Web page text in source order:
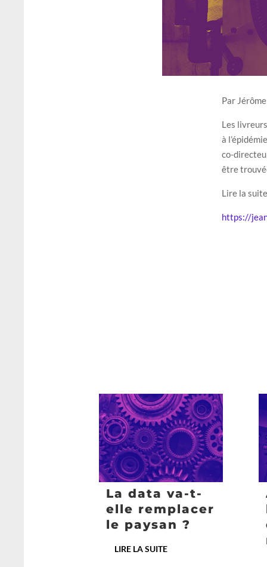
Par
Les
à
co-
être
Lire la
https://
La data va-t-
elle remplacer
le paysan ?
LIRE LA SUITE